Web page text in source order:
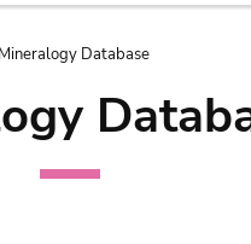
Mineralogy Database